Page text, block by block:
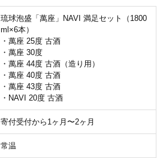
琉球泡盛「萬座」NAVI 満足セット（1800
ml×6本）
・萬座 25度 古酒
・萬座 30度
・萬座 44度 古酒（造り用）
・萬座 40度 古酒
・萬座 43度 古酒
・NAVI 20度 古酒
寄付受付から1ヶ月〜2ヶ月
常温